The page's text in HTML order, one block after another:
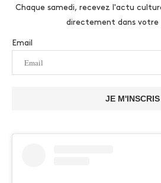
Chaque samedi, recevez l'actu
directement dans votre
Email
JE M'INSCRIS